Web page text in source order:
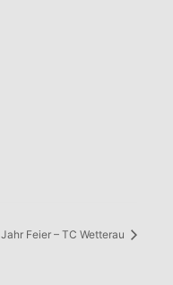
Feier – TC Wetterau